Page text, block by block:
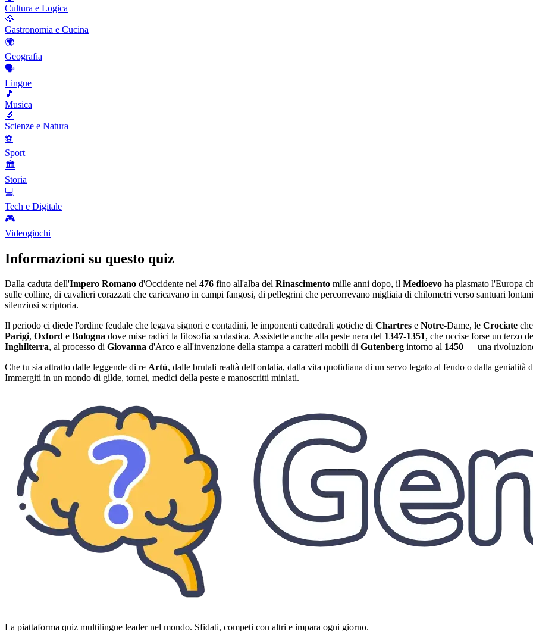
Cultura e Logica
🥘
Gastronomia e Cucina
🌍
Geografia
🗣️
Lingue
🎵
Musica
🔬
Scienze e Natura
⚽
Sport
🏛️
Storia
💻
Tech e Digitale
🎮
Videogiochi
Informazioni su questo quiz
Dalla caduta dell'Impero Romano d'Occidente nel 476 fino all'alba del Rinascimento mille anni dopo, il Medioevo ha plasmato l'Europa
sulle colline, di cavalieri corazzati che caricavano in campi fangosi, di pellegrini che percorrevano migliaia di chilometri verso santuari
silenziosi scriptoria.
Il periodo ci diede l'ordine feudale che legava signori e contadini, le imponenti cattedrali gotiche di Chartres e Notre-Dame, le Crociate
Parigi, Oxford e Bologna dove mise radici la filosofia scolastica. Assistette anche alla peste nera del 1347-1351, che uccise forse un terzo
Inghilterra, al processo di Giovanna d'Arco e all'invenzione della stampa a caratteri mobili di Gutenberg intorno al 1450 — una
Che tu sia attratto dalle leggende di re Artù, dalle brutali realtà dell'ordalia, dalla vita quotidiana di un servo legato al feudo o dalla genialità
Immergiti in un mondo di gilde, tornei, medici della peste e manoscritti miniati.
La piattaforma quiz multilingue leader nel mondo. Sfidati, competi con altri e impara ogni giorno.